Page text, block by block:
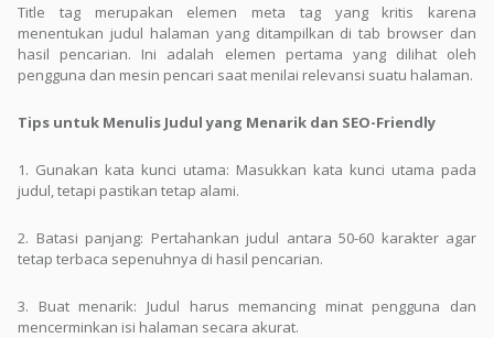
Title tag merupakan elemen meta tag yang kritis karena
menentukan judul halaman yang ditampilkan di tab browser dan
hasil pencarian. Ini adalah elemen pertama yang dilihat oleh
pengguna dan mesin pencari saat menilai relevansi suatu halaman.
Tips untuk Menulis Judul yang Menarik dan SEO-Friendly
1. Gunakan kata kunci utama: Masukkan kata kunci utama pada
judul, tetapi pastikan tetap alami.
2. Batasi panjang: Pertahankan judul antara 50-60 karakter agar
tetap terbaca sepenuhnya di hasil pencarian.
3. Buat menarik: Judul harus memancing minat pengguna dan
mencerminkan isi halaman secara akurat.